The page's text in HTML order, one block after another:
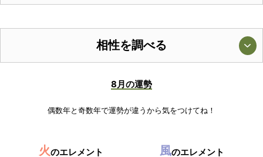
相性を調べる
8月の運勢
偶数年と奇数年で運勢が違うから気をつけてね！
火のエレメント 風のエレメント